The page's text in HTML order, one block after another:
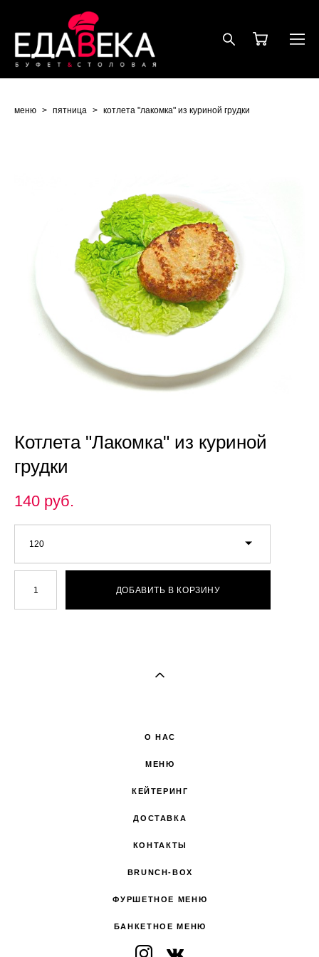
меню > пятница > котлета "лакомка" из куриной грудки
Котлета "Лакомка" из куриной
грудки
140 pуб.
120
ДОБАВИТЬ В КОРЗИНУ
О НАС
МЕНЮ
КЕЙТЕРИНГ
ДОСТАВКА
КОНТАКТЫ
BRUNCH-BOX
ФУРШЕТНОЕ МЕНЮ
БАНКЕТНОЕ МЕНЮ